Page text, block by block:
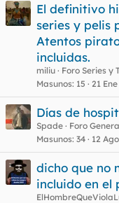
El definitivo
series y pelis
Atentos
incluidas.
miliu
Foro Series y
Masunos 15 21
Días de
Spade
Foro
Masunos 34 12
dicho que no
incluido en el